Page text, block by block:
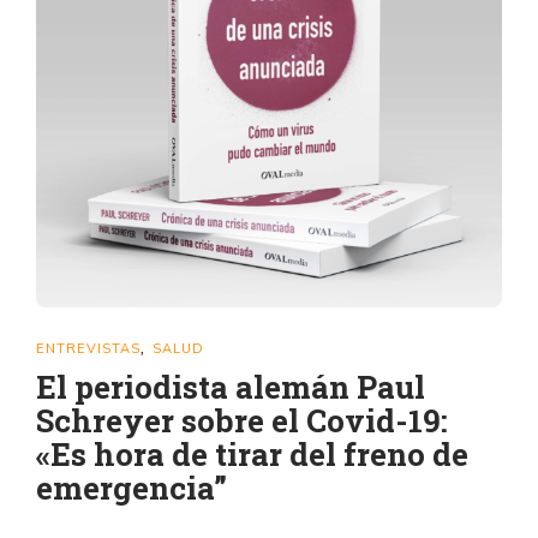
ENTREVISTAS SALUD
El periodista alemán Paul
Schreyer sobre el Covid-19:
«Es hora de tirar del freno de
emergencia”